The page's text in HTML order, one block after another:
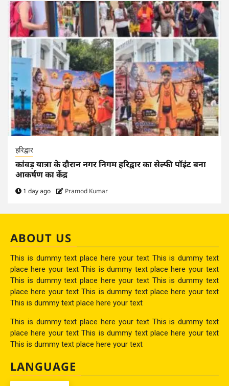
हरिद्वार
कांवड़ यात्रा के दौरान नगर निगम हरिद्वार का सेल्फी पॉइंट बना
आकर्षण का केंद्र
1 day ago Pramod Kumar
ABOUT US
This is dummy text place here your text This is dummy text
place here your text This is dummy text place here your text
This is dummy text place here your text This is dummy text
place here your text This is dummy text place here your text
This is dummy text place here your text
This is dummy text place here your text This is dummy text
place here your text This is dummy text place here your text
This is dummy text place here your text
LANGUAGE